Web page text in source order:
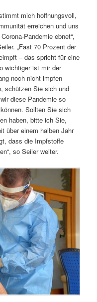
mich hoffnungsvoll,
erreichen und uns
Pandemie ebnet“,
„Fast 70 Prozent der
– das spricht für eine
wichtiger ist mir der
noch nicht impfen
schützen Sie sich und
diese Pandemie so
Sollten Sie sich
haben, bitte ich Sie,
über einem halben Jahr
dass die Impfstoffe
so Seiler weiter.